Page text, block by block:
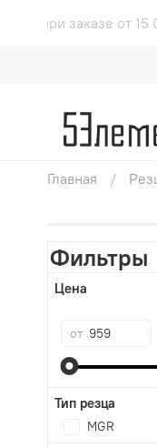
Главная
Фильтры
Цена
от
Тип резца
MGR